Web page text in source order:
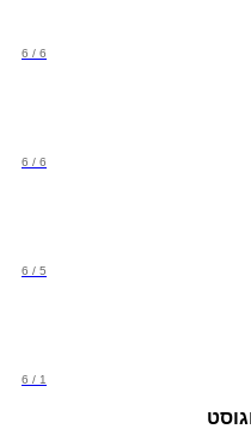
6 / 6
6 / 6
5 / 6
1 / 6